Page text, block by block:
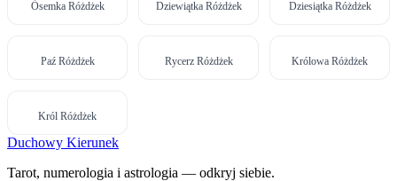
Ósemka Różdżek Dziewiątka Różdżek Dziesiątka Różdżek
Paź Różdżek Rycerz Różdżek Królowa Różdżek
Król Różdżek
Duchowy Kierunek
Tarot, numerologia i astrologia — odkryj siebie.